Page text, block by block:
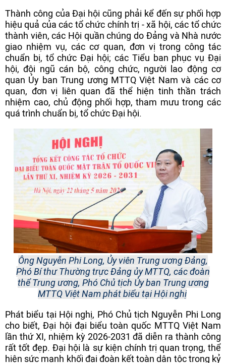
Thành công của Đại hội cũng phải kể đến sự phối hợp
hiệu quả của các tổ chức chính trị - xã hội, các tổ chức
thành viên, các Hội quần chúng do Đảng và Nhà nước
giao nhiệm vụ, các cơ quan, đơn vị trong công tác
chuẩn bị, tổ chức Đại hội; các Tiểu ban phục vụ Đại
hội, đội ngũ cán bộ, công chức, người lao động cơ
quan Ủy ban Trung ương MTTQ Việt Nam và các cơ
quan, đơn vị liên quan đã thể hiện tinh thần trách
nhiệm cao, chủ động phối hợp, tham mưu trong các
quá trình chuẩn bị, tổ chức Đại hội.
Ông Nguyễn Phi Long, Ủy viên Trung ương Đảng,
Phó Bí thư Thường trực Đảng ủy MTTQ, các đoàn
thể Trung ương, Phó Chủ tịch Ủy ban Trung ương
MTTQ Việt Nam phát biểu tại Hội nghị
Phát biểu tại Hội nghị, Phó Chủ tịch Nguyễn Phi Long
cho biết, Đại hội đại biểu toàn quốc MTTQ Việt Nam
lần thứ XI, nhiệm kỳ 2026-2031 đã diễn ra thành công
rất tốt đẹp. Đại hội là sự kiện chính trị quan trọng, thể
hiện sức mạnh khối đại đoàn kết toàn dân tộc trong kỷ